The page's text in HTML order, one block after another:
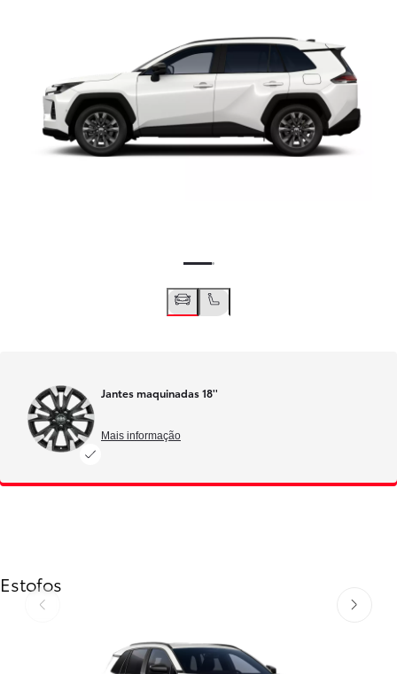
Jantes maquinadas 18''
Mais informação
Estofos
Anterior Próximo